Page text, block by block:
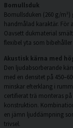
Bomullsduk
Bomullsduken (260 g/
handmålad karaktär. För
Oavsett dukmaterial
flexibel yta som
Akustisk kärna med
Den ljudabsorberande
med en densitet på
minskar efterklang i
certifierat trä monteras
konstruktion.
en jämn ljuddämpning
trivsel.